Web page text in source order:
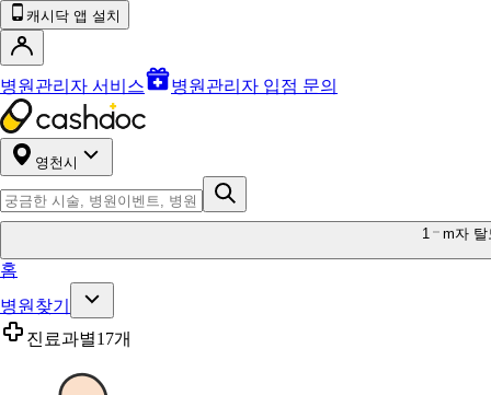
캐시닥 앱 설치
병원관리자 서비스 병원관리자 입점 문의
영천시
1 m자 탈
홈
병원찾기
진료과별17개